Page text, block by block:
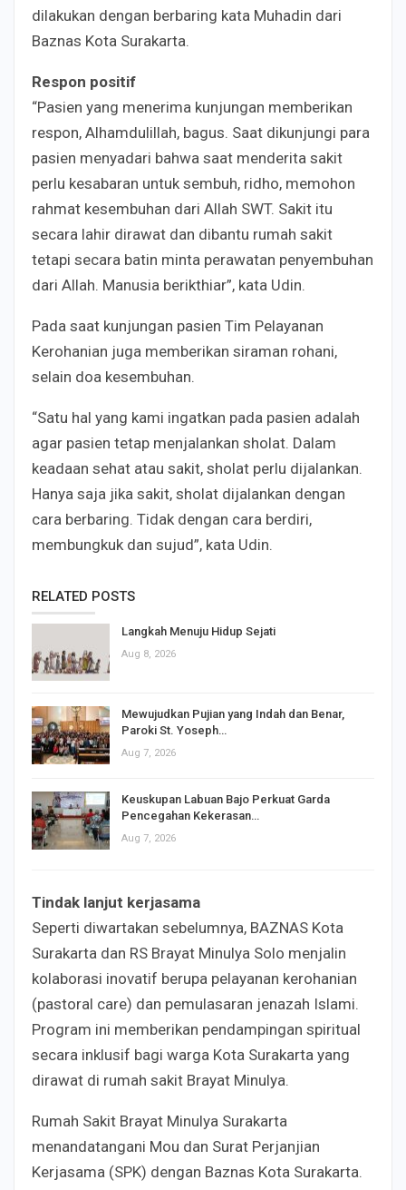
dilakukan dengan berbaring kata Muhadin dari
Baznas Kota Surakarta.
Respon positif
“Pasien yang menerima kunjungan memberikan
respon, Alhamdulillah, bagus. Saat dikunjungi para
pasien menyadari bahwa saat menderita sakit
perlu kesabaran untuk sembuh, ridho, memohon
rahmat kesembuhan dari Allah SWT. Sakit itu
secara lahir dirawat dan dibantu rumah sakit
tetapi secara batin minta perawatan penyembuhan
dari Allah. Manusia berikthiar”, kata Udin.
Pada saat kunjungan pasien Tim Pelayanan
Kerohanian juga memberikan siraman rohani,
selain doa kesembuhan.
“Satu hal yang kami ingatkan pada pasien adalah
agar pasien tetap menjalankan sholat. Dalam
keadaan sehat atau sakit, sholat perlu dijalankan.
Hanya saja jika sakit, sholat dijalankan dengan
cara berbaring. Tidak dengan cara berdiri,
membungkuk dan sujud”, kata Udin.
RELATED POSTS
Langkah Menuju Hidup Sejati
Aug 8, 2026
Mewujudkan Pujian yang Indah dan Benar,
Paroki St. Yoseph…
Aug 7, 2026
Keuskupan Labuan Bajo Perkuat Garda
Pencegahan Kekerasan…
Aug 7, 2026
Tindak lanjut kerjasama
Seperti diwartakan sebelumnya, BAZNAS Kota
Surakarta dan RS Brayat Minulya Solo menjalin
kolaborasi inovatif berupa pelayanan kerohanian
(pastoral care) dan pemulasaran jenazah Islami.
Program ini memberikan pendampingan spiritual
secara inklusif bagi warga Kota Surakarta yang
dirawat di rumah sakit Brayat Minulya.
Rumah Sakit Brayat Minulya Surakarta
menandatangani Mou dan Surat Perjanjian
Kerjasama (SPK) dengan Baznas Kota Surakarta.